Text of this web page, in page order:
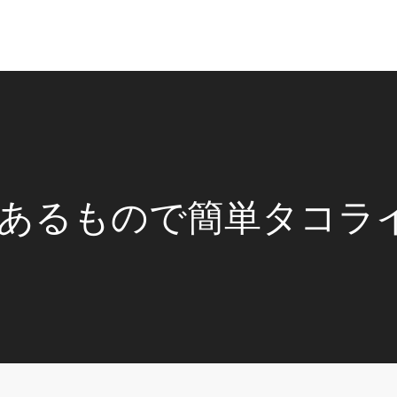
るもので簡単タコラ